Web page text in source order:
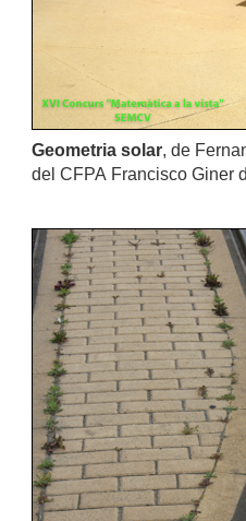
Geometria solar, de
del CFPA Francisco Giner